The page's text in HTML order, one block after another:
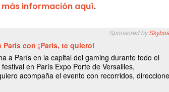
más información aquí.